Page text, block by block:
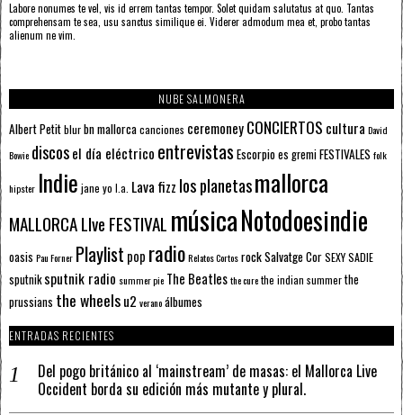
Labore nonumes te vel, vis id errem tantas tempor. Solet quidam salutatus at quo. Tantas
comprehensam te sea, usu sanctus similique ei. Viderer admodum mea et, probo tantas
alienum ne vim.
NUBE SALMONERA
Albert Petitblurbn mallorcacanciones ceremoneyCONCIERTOS cultura David
Bowie discosel día eléctrico entrevistas Escorpioes gremiFESTIVALES folk
hipster Indie jane yo l.a. Lava fizz los planetasmallorca
MALLORCA LIve FESTIVAL músicaNotodoesindie
oasis Pau Forner Playlist pop radioRelatos CortosrockSalvatge CorSEXY SADIE
sputnik sputnik radio summer pie The Beatlesthe curethe indian summerthe
prussians the wheelsu2 veranoálbumes
ENTRADAS RECIENTES
Del pogo británico al ‘mainstream’ de masas: el Mallorca Live
Occident borda su edición más mutante y plural.